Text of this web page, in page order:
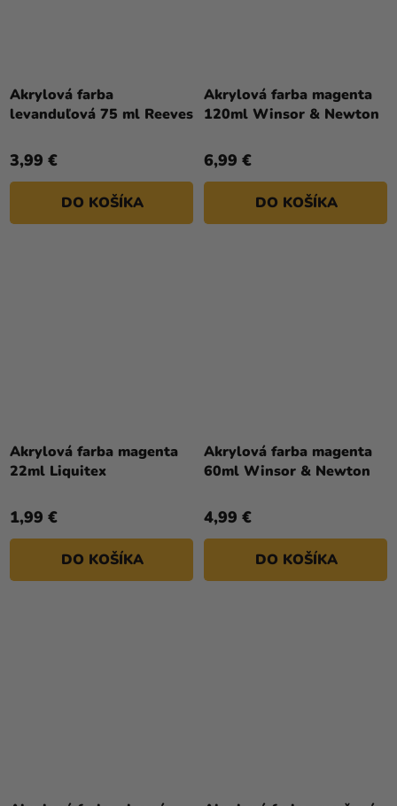
Akrylová farba
levanduľová 75 ml Reeves
3,99 €
DO KOŠÍKA
Akrylová farba magenta
120ml Winsor & Newton
6,99 €
DO KOŠÍKA
Akrylová farba magenta
22ml Liquitex
1,99 €
DO KOŠÍKA
Akrylová farba magenta
60ml Winsor & Newton
4,99 €
DO KOŠÍKA